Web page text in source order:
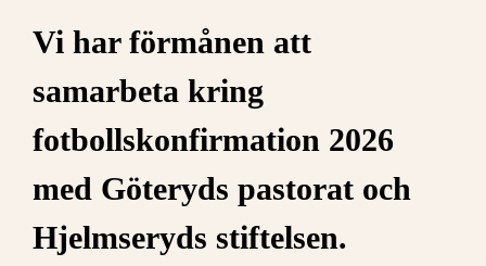
Vi har förmånen att
samarbeta kring
fotbollskonfirmation 2026
med Göteryds pastorat och
Hjelmseryds stiftelsen.